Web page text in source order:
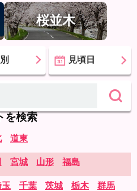
桜並木
見頃日
を検索
道東
宮城 山形 福島
千葉 茨城 栃木 群馬